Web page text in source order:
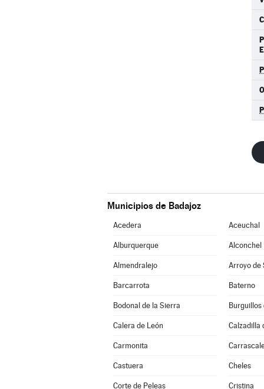
Municipios de Badajoz
Acedera Aceuchal
Alburquerque Alconchel
Almendralejo Arroyo de
Barcarrota Baterno
Bodonal de la Sierra Burguillos
Calera de León Calzadilla
Carmonita
Castuera Cheles
Corte de Peleas Cristina